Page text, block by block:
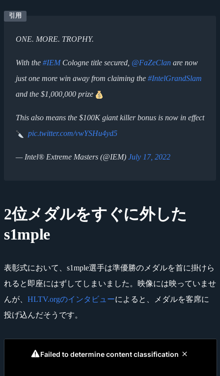
ONE. MORE. TROPHY.
With the #IEMCologne title secured, @FaZeClan are now
just one more win away from claiming the #IntelGrandSlam
and the $1,000,000 prize
This also means the $100K giant killer bonus is now in effect
pic.twitter.com/vwYSHu4yd5
— Intel® Extreme Masters (@IEM) July 17, 2022
2位メダルをすぐに外した
s1mple
表彰式において、s1mple選手は準優勝のメダルを首に掛けら
れると即座にはずしてしまいました。映像には映っていませ
んが、 HLTV.orgのインタビューによると、メダルを客席に
投げ込んだそうです。